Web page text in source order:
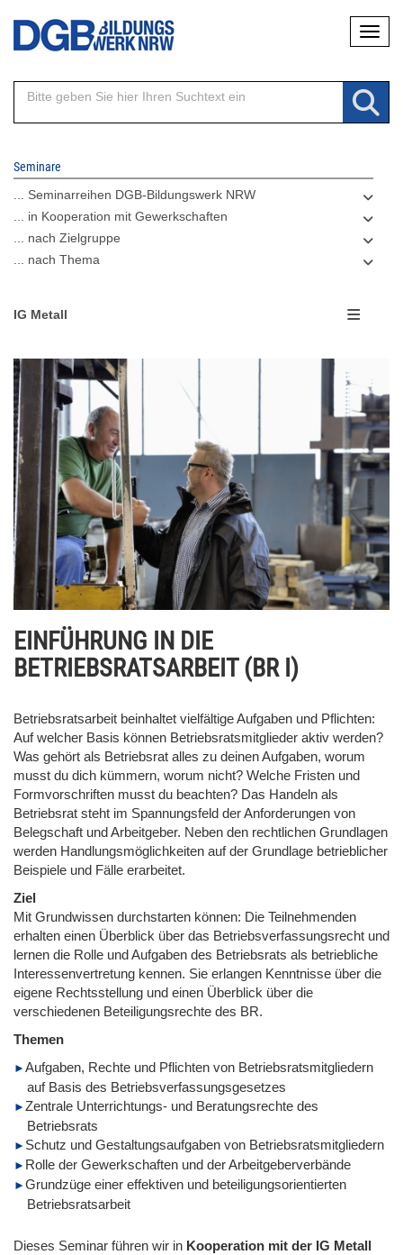
Direkt
Inhalt
Seminare
... Seminarreihen DGB-Bildungswerk NRW
... in Kooperation mit Gewerkschaften
... nach Zielgruppe
... nach Thema
IG Metall
EINFÜHRUNG IN DIE
BETRIEBSRATSARBEIT (BR I)
Betriebsratsarbeit beinhaltet vielfältige Aufgaben und Pflichten:
Auf welcher Basis können Betriebsratsmitglieder aktiv werden?
Was gehört als Betriebsrat alles zu deinen Aufgaben, worum
musst du dich kümmern, worum nicht? Welche Fristen und
Formvorschriften musst du beachten? Das Handeln als
Betriebsrat steht im Spannungsfeld der Anforderungen von
Belegschaft und Arbeitgeber. Neben den rechtlichen Grundlagen
werden Handlungsmöglichkeiten auf der Grundlage betrieblicher
Beispiele und Fälle erarbeitet.
Ziel
Mit Grundwissen durchstarten können: Die Teilnehmenden
erhalten einen Überblick über das Betriebsverfassungsrecht und
lernen die Rolle und Aufgaben des Betriebsrats als betriebliche
Interessenvertretung kennen. Sie erlangen Kenntnisse über die
eigene Rechtsstellung und einen Überblick über die
verschiedenen Beteiligungsrechte des BR.
Themen
Aufgaben, Rechte und Pflichten von Betriebsratsmitgliedern
auf Basis des Betriebsverfassungsgesetzes
Zentrale Unterrichtungs- und Beratungsrechte des
Betriebsrats
Schutz und Gestaltungsaufgaben von Betriebsratsmitgliedern
Rolle der Gewerkschaften und der Arbeitgeberverbände
Grundzüge einer effektiven und beteiligungsorientierten
Betriebsratsarbeit
Dieses Seminar führen wir in Kooperation mit der IG Metall